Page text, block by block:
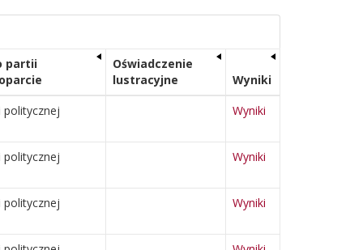
partii
Oświadczenie
lustracyjne
Wyniki
politycznej Wyniki
politycznej Wyniki
politycznej Wyniki